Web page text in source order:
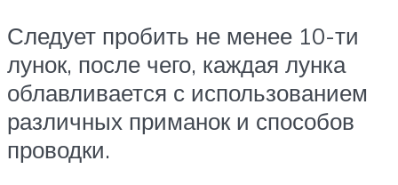
Следует пробить не менее 10-ти
лунок, после чего, каждая лунка
облавливается с использованием
различных приманок и способов
проводки.